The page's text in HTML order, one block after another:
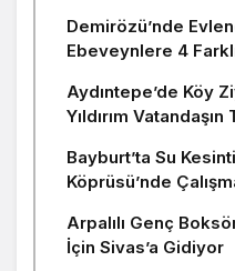
Demirözü’nde
Ebeveynlere 4
Aydıntepe’de Köy
Yıldırım
Bayburt’ta Su
Köprüsü’nde
Arpalılı Genç
İçin Sivas’a Gidiyor